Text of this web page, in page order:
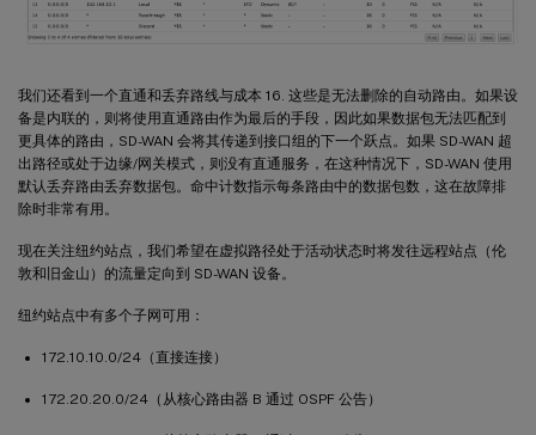
我们还看到一个直通和丢弃路线与成本 16. 这些是无法删除的自动路由。如果设
备是内联的，则将使用直通路由作为最后的手段，因此如果数据包无法匹配到
更具体的路由，SD-WAN 会将其传递到接口组的下一个跃点。如果 SD-WAN 超
出路径或处于边缘/网关模式，则没有直通服务，在这种情况下，SD-WAN 使用
默认丢弃路由丢弃数据包。命中计数指示每条路由中的数据包数，这在故障排
除时非常有用。
现在关注纽约站点，我们希望在虚拟路径处于活动状态时将发往远程站点（伦
敦和旧金山）的流量定向到 SD-WAN 设备。
纽约站点中有多个子网可用：
172.10.10.0/24（直接连接）
172.20.20.0/24（从核心路由器 B 通过 OSPF 公告）